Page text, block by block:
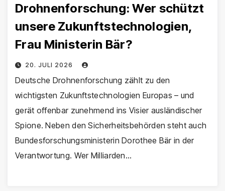
Drohnenforschung: Wer schützt
unsere Zukunftstechnologien,
Frau Ministerin Bär?
20. JULI 2026
Deutsche Drohnenforschung zählt zu den
wichtigsten Zukunftstechnologien Europas – und
gerät offenbar zunehmend ins Visier ausländischer
Spione. Neben den Sicherheitsbehörden steht auch
Bundesforschungsministerin Dorothee Bär in der
Verantwortung. Wer Milliarden…